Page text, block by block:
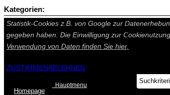
Auf dieser Seite werden technisch notwendige
Statistik-Cookies z.B. von Google zur
gegeben haben. Die Einwilligung zur
Verwendung von Daten finden Sie hier.
ZUSTIMMENABLEHNEN
Homepage
Hauptmenu
Kategorien: